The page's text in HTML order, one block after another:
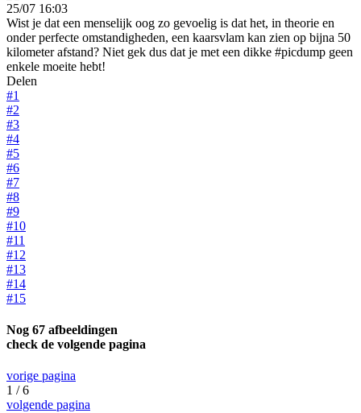
25/07 16:03
Wist je dat een menselijk oog zo gevoelig is dat het, in theorie en
onder perfecte omstandigheden, een kaarsvlam kan zien op bijna 50
kilometer afstand? Niet gek dus dat je met een dikke #picdump geen
enkele moeite hebt!
Delen
#1
#2
#3
#4
#5
#6
#7
#8
#9
#10
#11
#12
#13
#14
#15
Nog 67 afbeeldingen
check de volgende pagina
vorige pagina
1 / 6
volgende pagina